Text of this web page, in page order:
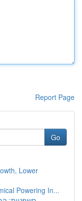
Report Page
Go
Lower
Powering In...